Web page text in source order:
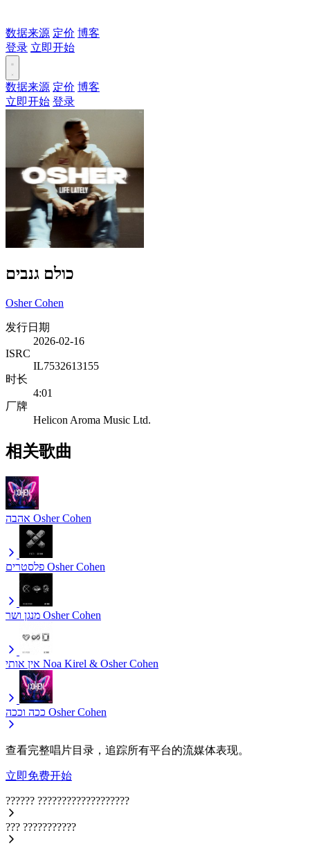
数据来源 定价 博客
登录 立即开始
数据来源 定价 博客
立即开始 登录
כולם גנבים
Osher Cohen
发行日期
2026-02-16
ISRC
IL7532613155
时长
4:01
厂牌
Helicon Aroma Music Ltd.
相关歌曲
אהבה Osher Cohen
פלסטרים Osher Cohen
מנגן ושר Osher Cohen
אין אותי Noa Kirel & Osher Cohen
ככה וככה Osher Cohen
查看完整唱片目录，追踪所有平台的流媒体表现。
立即免费开始
?????? ???????????????????
??? ???????????